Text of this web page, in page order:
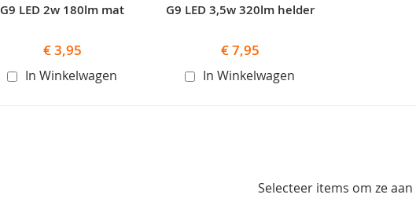
G9 LED 2w 180lm mat
€ 3,95
In Winkelwagen
G9 LED 3,5w 320lm helder
€ 7,95
In Winkelwagen
Selecteer items om ze